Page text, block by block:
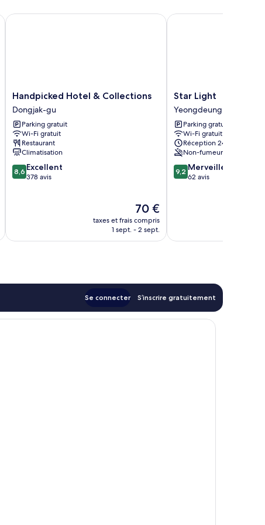
Handpicked
Hotel
&
Collections
Dongjak-
gu
Handpicked Hotel & Collections
Dongjak-gu
Parking gratuit
Wi-Fi gratuit
Restaurant
Climatisation
8.6
sur
8,6 Excellent
378 avis
Le
nouveau
prix
70 €
taxes et frais compris
1 sept. - 2 sept.
Handpicked Hotel & Collections
Star
Light
Yeongdeungpo-
gu
Star Light
Yeongdeungpo-gu
Parking gratuit
Wi-Fi gratuit
Réception 24 h/24
Non-fumeurs
9.2
sur
9,2 Merveilleux
62 avis
Star Light
Se connecter S’inscrire gratuitement